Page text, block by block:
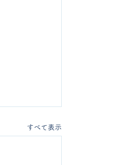
すべて表示